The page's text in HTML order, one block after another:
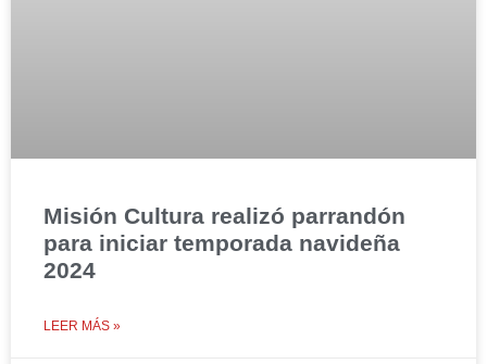
Misión Cultura realizó parrandón
para iniciar temporada navideña
2024
LEER MÁS »